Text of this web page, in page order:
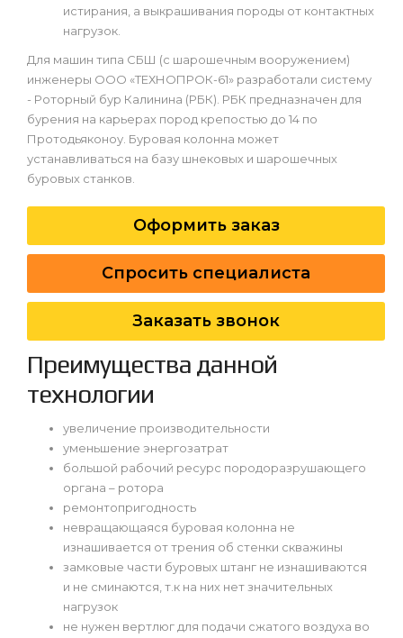
истирания, а выкрашивания породы от контактных
нагрузок.
Для машин типа СБШ (с шарошечным вооружением)
инженеры ООО «ТЕХНОПРОК-61» разработали систему
- Роторный бур Калинина (РБК). РБК предназначен для
бурения на карьерах пород крепостью до 14 по
Протодьяконоу. Буровая колонна может
устанавливаться на базу шнековых и шарошечных
буровых станков.
Оформить заказ
Спросить специалиста
Заказать звонок
Преимущества данной
технологии
увеличение производительности
уменьшение энергозатрат
большой рабочий ресурс породоразрушающего
органа – ротора
ремонтопригодность
невращающаяся буровая колонна не
изнашивается от трения об стенки скважины
замковые части буровых штанг не изнашиваются
и не сминаются, т.к на них нет значительных
нагрузок
не нужен вертлюг для подачи сжатого воздуха во